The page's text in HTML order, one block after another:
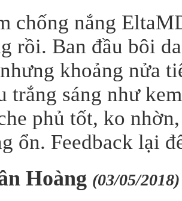
chống nắng
rồi. Ban đầu bôi
khoảng nửa
trắng sáng như
phủ tốt, ko
ổn. Feedback lại
Hoàng (03/05/2018)